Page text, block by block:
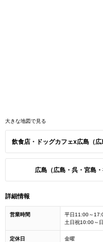
大きな地図で見る
飲食店・ドッグカフェx広島（
広島（広島・呉・宮島
詳細情報
営業時間
平日11:00～
土日祝10:00～
定休日 金曜